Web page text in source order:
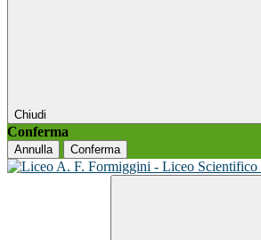
Chiudi
Conferma
Annulla Conferma